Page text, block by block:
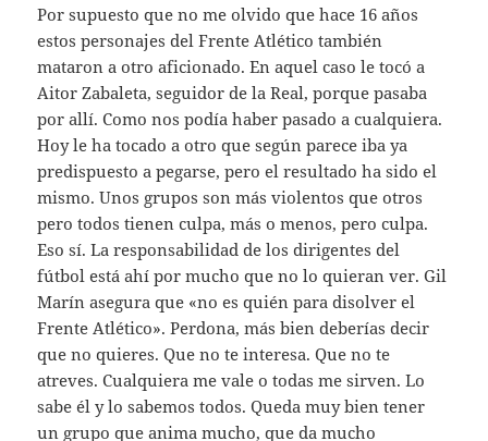
Por supuesto que no me olvido que hace 16 años
estos personajes del Frente Atlético también
mataron a otro aficionado. En aquel caso le tocó a
Aitor Zabaleta, seguidor de la Real, porque pasaba
por allí. Como nos podía haber pasado a cualquiera.
Hoy le ha tocado a otro que según parece iba ya
predispuesto a pegarse, pero el resultado ha sido el
mismo. Unos grupos son más violentos que otros
pero todos tienen culpa, más o menos, pero culpa.
Eso sí. La responsabilidad de los dirigentes del
fútbol está ahí por mucho que no lo quieran ver. Gil
Marín asegura que «no es quién para disolver el
Frente Atlético». Perdona, más bien deberías decir
que no quieres. Que no te interesa. Que no te
atreves. Cualquiera me vale o todas me sirven. Lo
sabe él y lo sabemos todos. Queda muy bien tener
un grupo que anima mucho, que da mucho